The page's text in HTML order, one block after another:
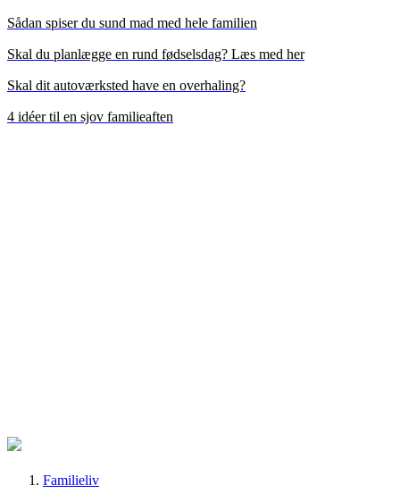
Sådan spiser du sund mad med hele familien
Skal du planlægge en rund fødselsdag? Læs med her
Skal dit autoværksted have en overhaling?
4 idéer til en sjov familieaften
Familieliv